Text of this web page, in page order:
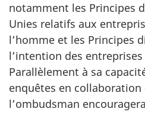
notamment les Principes
Unies relatifs aux
l’homme et les Principes
l’intention des
Parallèlement à sa
enquêtes en
l’ombudsman